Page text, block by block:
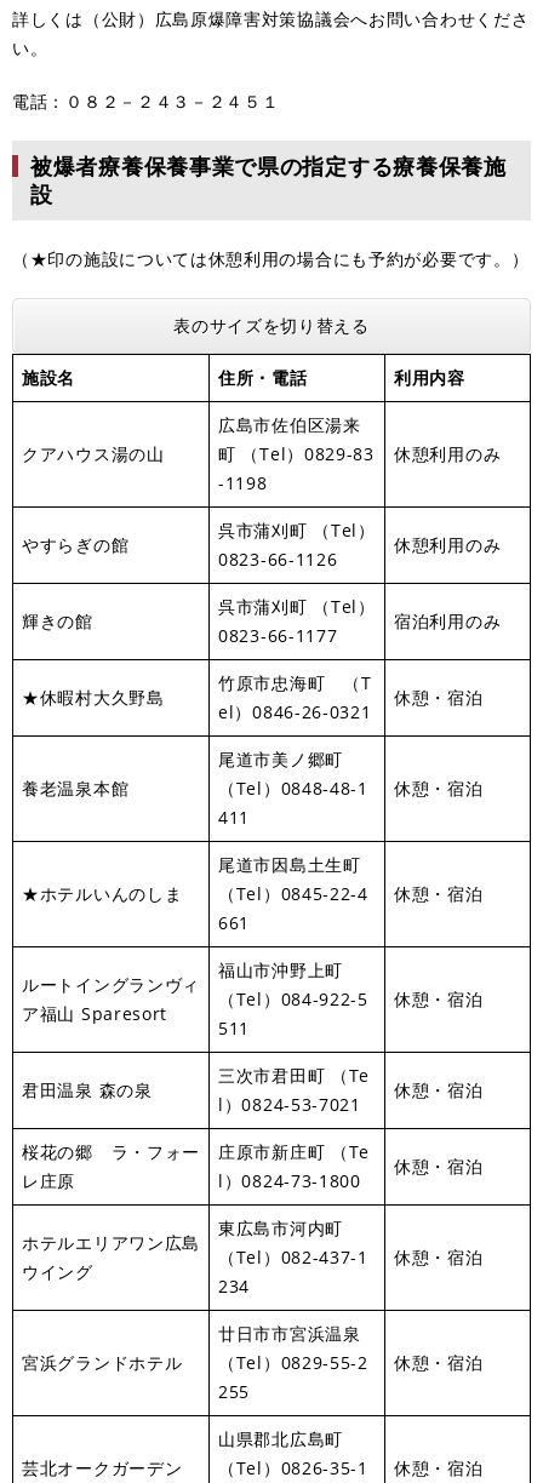
詳しくは（公財）広島原爆障害対策協議会へお問い合わせくださ
い。
電話：０８２－２４３－２４５１
被爆者療養保養事業で県の指定する療養保養施
設
（★印の施設については休憩利用の場合にも予約が必要です。）
表のサイズを切り替える
施設名 住所・電話 利用内容
クアハウス湯の山
広島市佐伯区湯来
町 （Tel）0829-83
-1198
休憩利用のみ
やすらぎの館
呉市蒲刈町 （Tel）
0823-66-1126
休憩利用のみ
輝きの館
呉市蒲刈町 （Tel）
0823-66-1177
宿泊利用のみ
★休暇村大久野島
竹原市忠海町 （T
el）0846-26-0321
休憩・宿泊
養老温泉本館
尾道市美ノ郷町
（Tel）0848-48-1
411
休憩・宿泊
★ホテルいんのしま
尾道市因島土生町
（Tel）0845-22-4
661
休憩・宿泊
ルートイングランヴィ
ア福山 Sparesort
福山市沖野上町
（Tel）084-922-5
511
休憩・宿泊
君田温泉 森の泉
三次市君田町 （Te
l）0824-53-7021
休憩・宿泊
桜花の郷 ラ・フォー
レ庄原
庄原市新庄町 （Te
l）0824-73-1800
休憩・宿泊
ホテルエリアワン広島
ウイング
東広島市河内町
（Tel）082-437-1
234
休憩・宿泊
宮浜グランドホテル
廿日市市宮浜温泉
（Tel）0829-55-2
255
休憩・宿泊
芸北オークガーデン
山県郡北広島町
（Tel）0826-35-1
休憩・宿泊